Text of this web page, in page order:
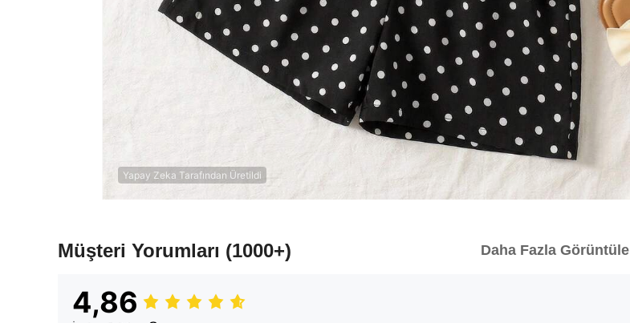
Yapay Zeka Tarafından Üretildi
Müşteri Yorumları (1000+) Daha Fazla Görüntüle
4,86